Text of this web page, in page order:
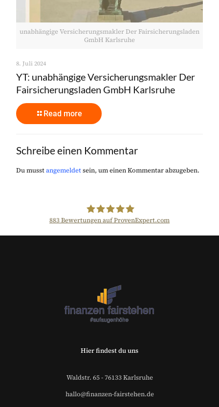
unabhängige Versicherungsmakler Der Fairsicherungsladen
GmbH Karlsruhe
8. Juli 2024
YT: unabhängige Versicherungsmakler Der
Fairsicherungsladen GmbH Karlsruhe
Read more
Schreibe einen Kommentar
Du musstangemeldetsein, um einen Kommentar abzugeben.
Der Fairsicherungsladen GmbH
Finanzberater Karlsruhe
883Bewertungen auf ProvenExpert.com
Hier findest du uns
Waldstr. 65 - 76133 Karlsruhe
hallo@finanzen-fairstehen.de